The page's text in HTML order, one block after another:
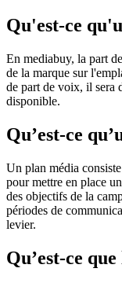
Qu'est-ce
En mediabuy, la part
de la marque sur
de part de voix, il sera
disponible.
Qu’est-ce
Un plan média
pour mettre en place
des objectifs de la
périodes de
levier.
Qu’est-ce